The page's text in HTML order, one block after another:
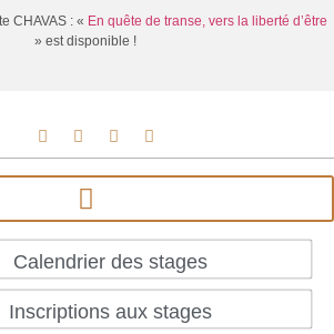
CHAVAS : « En quête de transe, vers la liberté d’être
» est disponible !
Calendrier des stages
Inscriptions aux stages